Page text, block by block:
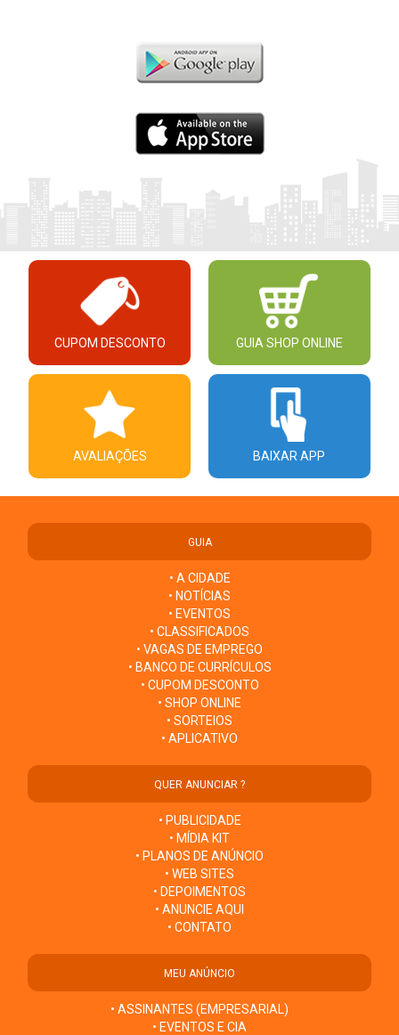
CUPOM DESCONTO GUIA SHOP ONLINE
AVALIAÇÕES BAIXAR APP
GUIA
• A CIDADE
• NOTÍCIAS
• EVENTOS
• CLASSIFICADOS
• VAGAS DE EMPREGO
• BANCO DE CURRÍCULOS
• CUPOM DESCONTO
• SHOP ONLINE
• SORTEIOS
• APLICATIVO
QUER ANUNCIAR ?
• PUBLICIDADE
• MÍDIA KIT
• PLANOS DE ANÚNCIO
• WEB SITES
• DEPOIMENTOS
• ANUNCIE AQUI
• CONTATO
MEU ANÚNCIO
• ASSINANTES (EMPRESARIAL)
• EVENTOS E CIA